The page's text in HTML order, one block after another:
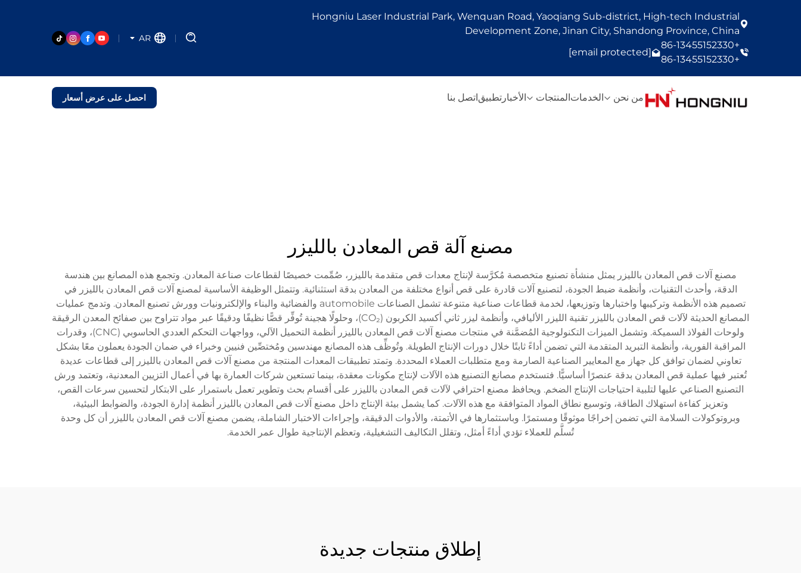
Hongniu Laser Industrial Park, Wenquan Road, Yaoqiang Sub-district, High-tech Industrial
Development Zone, Jinan City, Shandong Province, China
+86-13455152330
+86-13455152330
[email protected]
AR
من نحن الخدماتالمنتجات الأخبار تطبيقاتصل بنا احصل على عرض أسعار
مصنع آلة قص المعادن بالليزر
مصنع آلات قص المعادن بالليزر يمثل منشأة تصنيع متخصصة مُكرَّسة لإنتاج معدات قص متقدمة بالليزر، صُمِّمت خصيصًا لقطاعات صناعة المعادن. وتجمع هذه المصانع بين هندسة
الدقة، وأحدث التقنيات، وأنظمة ضبط الجودة، لتصنيع آلات قادرة على قص أنواع مختلفة من المعادن بدقة استثنائية. وتتمثل الوظيفة الأساسية لمصنع آلات قص المعادن بالليزر في
تصميم هذه الأنظمة وتركيبها واختبارها وتوزيعها، لخدمة قطاعات صناعية متنوعة تشمل الصناعات automobile والفضائية والبناء والإلكترونيات وورش تصنيع المعادن. وتدمج عمليات
المصانع الحديثة لآلات قص المعادن بالليزر تقنية الليزر الأليافي، وأنظمة ليزر ثاني أكسيد الكربون (CO₂)، وحلولًا هجينة تُوفِّر قصًّا نظيفًا ودقيقًا عبر مواد تتراوح بين صفائح المعدن الرقيقة
ولوحات الفولاذ السميكة. وتشمل الميزات التكنولوجية المُضمَّنة في منتجات مصنع آلات قص المعادن بالليزر أنظمة التحميل الآلي، وواجهات التحكم العددي الحاسوبي (CNC)، وقدرات
المراقبة الفورية، وأنظمة التبريد المتقدمة التي تضمن أداءً ثابتًا خلال دورات الإنتاج الطويلة. وتُوظِّف هذه المصانع مهندسين ومُختصِّين فنيين وخبراء في ضمان الجودة يعملون معًا بشكل
تعاوني لضمان توافق كل جهاز مع المعايير الصناعية الصارمة ومع متطلبات العملاء المحددة. وتمتد تطبيقات المعدات المنتجة من مصنع آلات قص المعادن بالليزر إلى قطاعات عديدة
تُعتبر فيها عملية قص المعادن بدقة عنصرًا أساسيًّا. فتستخدم مصانع التصنيع هذه الآلات لإنتاج مكونات معقدة، بينما تستعين شركات العمارة بها في أعمال التزيين المعدنية، وتعتمد ورش
التصنيع الصناعي عليها لتلبية احتياجات الإنتاج الضخم. ويحافظ مصنع احترافي لآلات قص المعادن بالليزر على أقسام بحث وتطوير تعمل باستمرار على الابتكار لتحسين سرعات القص،
وتعزيز كفاءة استهلاك الطاقة، وتوسيع نطاق المواد المتوافقة مع هذه الآلات. كما يشمل بيئة الإنتاج داخل مصنع آلات قص المعادن بالليزر أنظمة إدارة الجودة، والضوابط البيئية،
وبروتوكولات السلامة التي تضمن إخراجًا موثوقًا ومستمرًا. وباستثمارها في الأتمتة، والأدوات الدقيقة، وإجراءات الاختبار الشاملة، يضمن مصنع آلات قص المعادن بالليزر أن كل وحدة
تُسلَّم للعملاء تؤدي أداءً أمثل، وتقلل التكاليف التشغيلية، وتعظم الإنتاجية طوال عمر الخدمة.
إطلاق منتجات جديدة